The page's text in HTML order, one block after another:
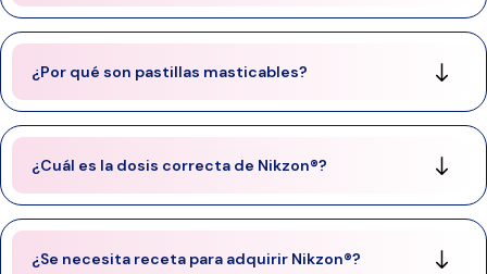
¿Por qué son pastillas masticables?
¿Cuál es la dosis correcta de Nikzon®?
¿Se necesita receta para adquirir Nikzon®?